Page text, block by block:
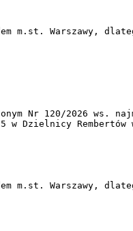
m.st. Warszawy,
Nr 120/2026 ws.
Dzielnicy
m.st. Warszawy,